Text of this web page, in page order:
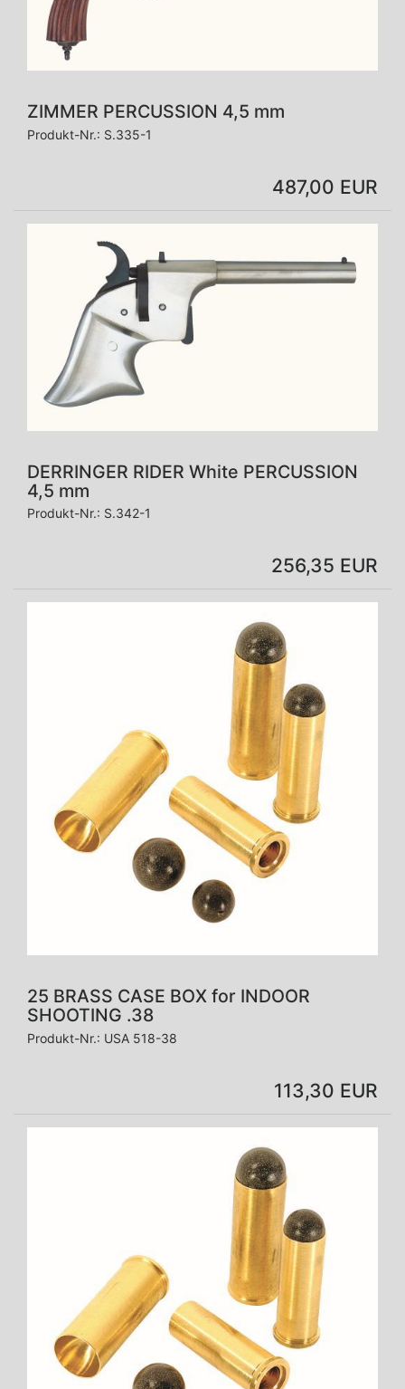
ZIMMER PERCUSSION 4,5 mm
Produkt-Nr.: S.335-1
487,00 EUR
DERRINGER RIDER White PERCUSSION
4,5 mm
Produkt-Nr.: S.342-1
256,35 EUR
25 BRASS CASE BOX for INDOOR
SHOOTING .38
Produkt-Nr.: USA 518-38
113,30 EUR